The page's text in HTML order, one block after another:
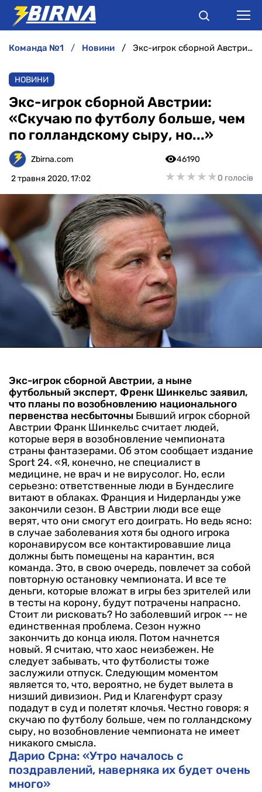
АНАЛІТИКА
ІНТЕРВ'Ю
РІЗНЕ
БУКМЕКЕРИ
команда №1 новини Экс-игрок сборной Австрии: «Скучаю по футболу больше, чем по голландскому сыру, но...»
НОВИНИ
Экс-игрок сборной Австрии:
«Скучаю по футболу больше, чем
по голландскому сыру, но...»
Zbirna.com
2 травня 2020, 17:02
46190
★★★★★
★★★★★0 голосів
Экс-игрок сборной Австрии, а ныне
футбольный эксперт, Френк Шинкельс заявил,
что планы по возобновлению национального
первенства несбыточны Бывший игрок сборной
Австрии Франк Шинкельс считает людей,
которые веря в возобновление чемпионата
страны фантазерами. Об этом сообщает издание
Sport 24. «Я, конечно, не специалист в
медицине, не врач и не вирусолог. Но, если
серьезно: ответственные люди в Бундеслиге
витают в облаках. Франция и Нидерланды уже
закончили сезон. В Австрии люди все еще
верят, что они смогут его доиграть. Но ведь ясно:
в случае заболевания хотя бы одного игрока
коронавирусом все контактировавшие лица
должны быть помещены на карантин, вся
команда. Это, в свою очередь, повлечет за собой
повторную остановку чемпионата. И все те
деньги, которые вложат в игры без зрителей или
в тесты на корону, будут потрачены напрасно.
Стоит ли рисковать? Но заболевший игрок -- не
единственная проблема. Сезон нужно
закончить до конца июля. Потом начнется
новый. Я считаю, что хаос неизбежен. Не
следует забывать, что футболисты тоже
заслужили отпуск. Следующим моментом
является то, что, вероятно, не будет вылета в
низший дивизион. Рид и Клагенфурт сразу
подадут в суд и полетят клочья. Честно говоря: я
скучаю по футболу больше, чем по голландскому
сыру, но возобновление чемпионата не имеет
никакого смысла.
Дарио Срна: «Утро началось с
поздравлений, наверняка их будет очень
много»